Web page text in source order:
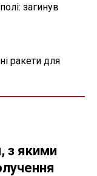
загинув
ракети для
з якими